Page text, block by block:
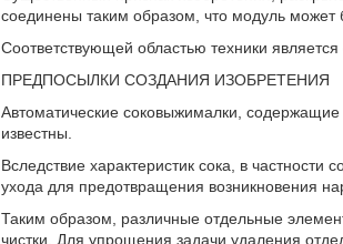
соединены таким образом, что модуль может
Соответствующей областью техники
ПРЕДПОСЫЛКИ СОЗДАНИЯ ИЗОБРЕТЕНИЯ
Автоматические соковыжималки,
известны.
Вследствие характеристик сока, в частности
ухода для предотвращения возникновения
Таким образом, различные отдельные
чистки. Для упрощения задачи удаления